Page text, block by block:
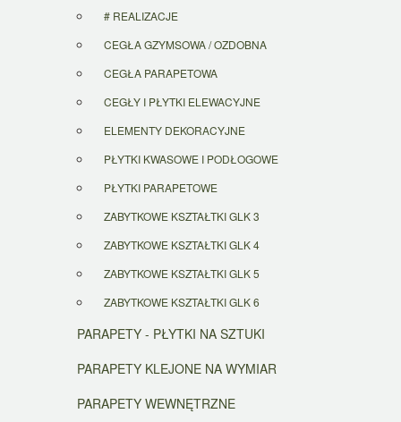
# REALIZACJE
CEGŁA GZYMSOWA / OZDOBNA
CEGŁA PARAPETOWA
CEGŁY I PŁYTKI ELEWACYJNE
ELEMENTY DEKORACYJNE
PŁYTKI KWASOWE I PODŁOGOWE
PŁYTKI PARAPETOWE
ZABYTKOWE KSZTAŁTKI GLK 3
ZABYTKOWE KSZTAŁTKI GLK 4
ZABYTKOWE KSZTAŁTKI GLK 5
ZABYTKOWE KSZTAŁTKI GLK 6
PARAPETY - PŁYTKI NA SZTUKI
PARAPETY KLEJONE NA WYMIAR
PARAPETY WEWNĘTRZNE